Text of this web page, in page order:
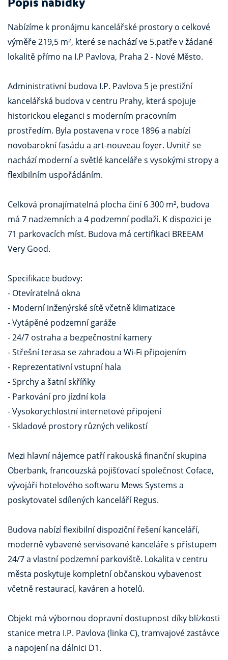
Nabízíme k pronájmu kancelářské prostory o celkové
výměře 219,5 m², které se nachází ve 5.patře v žádané
lokalitě přímo na I.P Pavlova, Praha 2 - Nové Město.
Administrativní budova I.P. Pavlova 5 je prestižní
kancelářská budova v centru Prahy, která spojuje
historickou eleganci s moderním pracovním
prostředím. Byla postavena v roce 1896 a nabízí
novobarokní fasádu a art-nouveau foyer. Uvnitř se
nachází moderní a světlé kanceláře s vysokými stropy a
flexibilním uspořádáním.
Celková pronajímatelná plocha činí 6 300 m², budova
má 7 nadzemních a 4 podzemní podlaží. K dispozici je
71 parkovacích míst. Budova má certifikaci BREEAM
Very Good.
Specifikace budovy:
- Otevíratelná okna
- Moderní inženýrské sítě včetně klimatizace
- Vytápěné podzemní garáže
- 24/7 ostraha a bezpečnostní kamery
- Střešní terasa se zahradou a Wi-Fi připojením
- Reprezentativní vstupní hala
- Sprchy a šatní skříňky
- Parkování pro jízdní kola
- Vysokorychlostní internetové připojení
- Skladové prostory různých velikostí
Mezi hlavní nájemce patří rakouská finanční skupina
Oberbank, francouzská pojišťovací společnost Coface,
vývojáři hotelového softwaru Mews Systems a
poskytovatel sdílených kanceláří Regus.
Budova nabízí flexibilní dispoziční řešení kanceláří,
moderně vybavené servisované kanceláře s přístupem
24/7 a vlastní podzemní parkoviště. Lokalita v centru
města poskytuje kompletní občanskou vybavenost
včetně restaurací, kaváren a hotelů.
Objekt má výbornou dopravní dostupnost díky blízkosti
stanice metra I.P. Pavlova (linka C), tramvajové zastávce
a napojení na dálnici D1.